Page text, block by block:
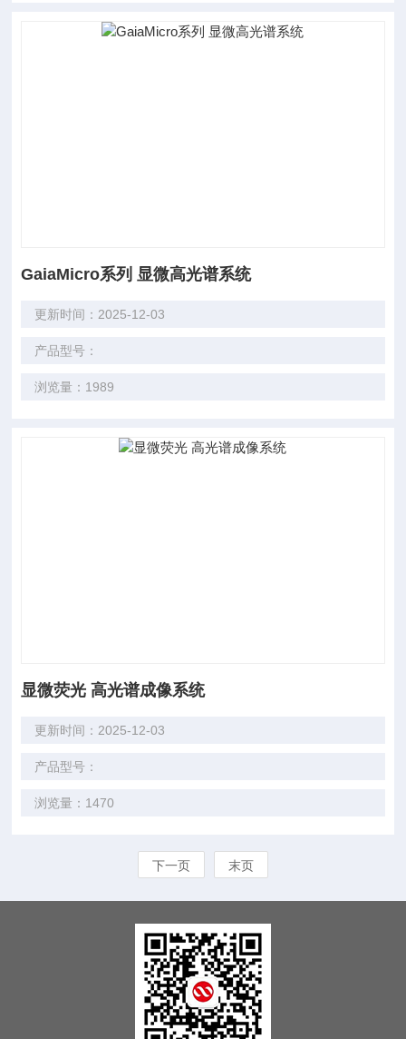
GaiaMicro系列 显微高光谱系统
更新时间：2025-12-03
产品型号：
浏览量：1989
显微荧光 高光谱成像系统
更新时间：2025-12-03
产品型号：
浏览量：1470
下一页 末页